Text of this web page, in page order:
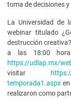
toma de decisiones
La Universidad de
webinar titulado
destrucción
a las 18:00
https://udlap.mx/
visitar
temporada1.aspx
realizaron como